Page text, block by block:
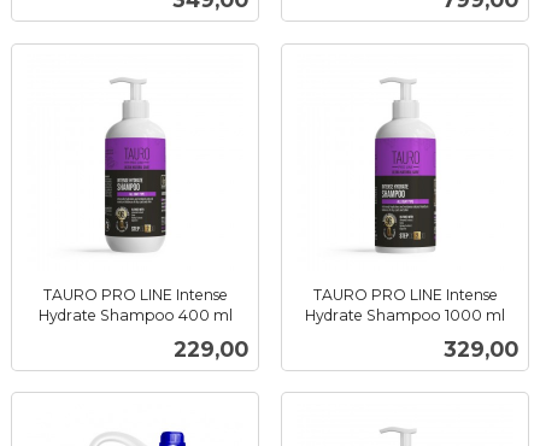
TAURO PRO LINE Intense
Hydrate Shampoo 400 ml
Pris
229,00
TAURO PRO LINE Intense
Hydrate Shampoo 1000 ml
Pris
329,00